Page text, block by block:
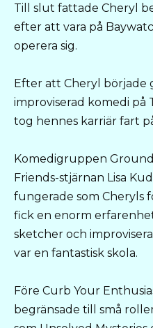
Till slut fattade Cheryl
efter att vara på
operera sig.
Efter att Cheryl började
improviserad komedi
tog hennes karriär fart
Komedigruppen
Friends-stjärnan Lisa
fungerade som Cheryls
fick en enorm
sketcher och
var en fantastisk skola.
Före Curb Your
begränsade till små